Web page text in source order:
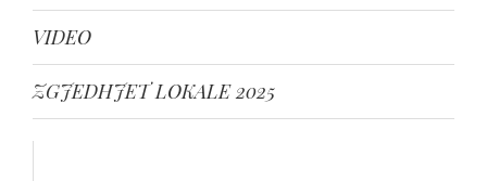
VIDEO
ZGJEDHJET LOKALE 2025